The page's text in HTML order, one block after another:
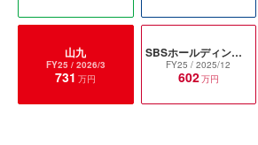
山九
FY25 / 2026/3
731 万円
SBSホールディングス
FY25 / 2025/12
602万円